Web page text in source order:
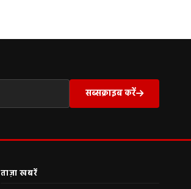
सब्सक्राइब करें
ताज़ा खबरें